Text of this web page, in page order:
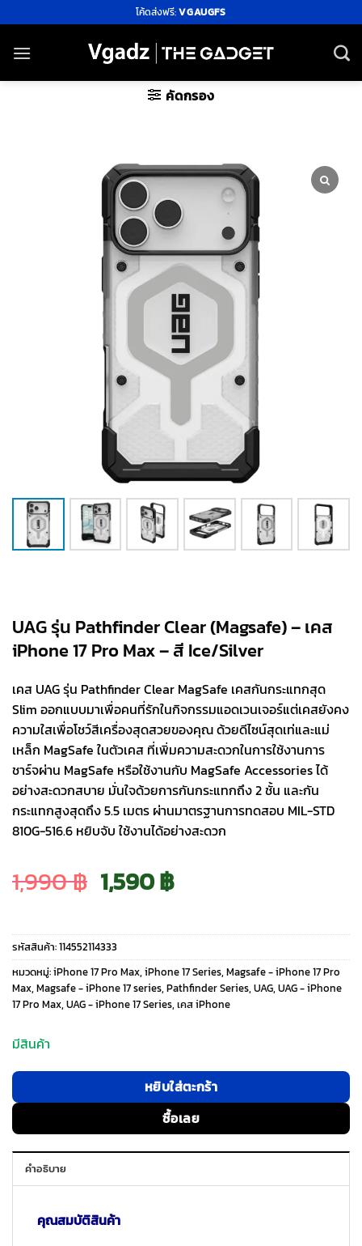
ไป
ยัง
โค้ดส่งฟรี:VGAUGFS
คัดกรอง
UAG รุ่น Pathfinder Clear (Magsafe) – เคส
iPhone 17 Pro Max – สี Ice/Silver
เคส UAG รุ่น Pathfinder Clear MagSafe เคสกันกระแทกสุด
Slim ออกแบบมาเพื่อคนที่รักในกิจกรรมแอดเวนเจอร์แต่เคสยังคง
ความใสเพื่อโชว์สีเครื่องสุดสวยของคุณ ด้วยดีไซน์สุดเท่และแม่
เหล็ก MagSafe ในตัวเคส ที่เพิ่มความสะดวกในการใช้งานการ
ชาร์จผ่าน MagSafe หรือใช้งานกับ MagSafe Accessories ได้
อย่างสะดวกสบาย มั่นใจด้วยการกันกระแทกถึง 2 ชั้น และกัน
กระแทกสูงสุดถึง 5.5 เมตร ผ่านมาตรฐานการทดสอบ MIL-STD
810G-516.6 หยิบจับ ใช้งานได้อย่างสะดวก
1,990฿ Original
price
was:
1,990 ฿.
1,590฿Current
price
is:
1,590 ฿.
รหัสสินค้า:114552114333
หมวดหมู่:iPhone 17 Pro Max, iPhone 17 Series, Magsafe - iPhone 17 Pro
Max, Magsafe - iPhone 17 series, Pathfinder Series, UAG, UAG - iPhone
17 Pro Max, UAG - iPhone 17 Series, เคส iPhone
มีสินค้า
หยิบใส่ตะกร้า
ซื้อเลย
คำอธิบาย
คุณสมบัติสินค้า